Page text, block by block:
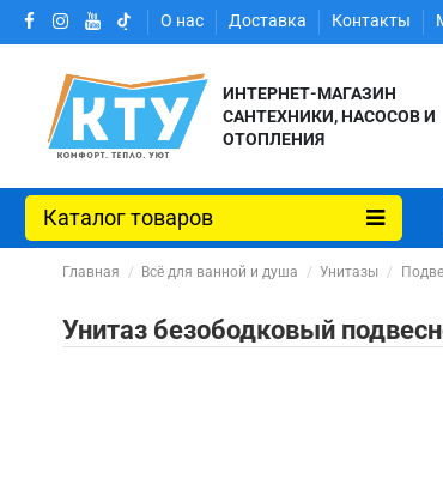
О нас Доставка Контакты
ИНТЕРНЕТ-МАГАЗИН
САНТЕХНИКИ, НАСОСОВ И
ОТОПЛЕНИЯ
Каталог товаров
Главная Всё для ванной и душа Унитазы
Унитаз безободковый